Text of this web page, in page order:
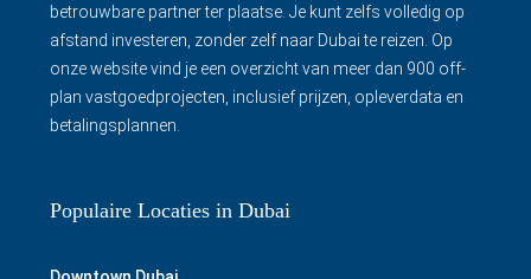
betrouwbare partner ter plaatse. Je kunt zelfs volledig op
afstand investeren, zonder zelf naar Dubai te reizen. Op
onze website vind je een overzicht van meer dan 900 off-
plan vastgoedprojecten, inclusief prijzen, opleverdata en
betalingsplannen.
Populaire Locaties in Dubai